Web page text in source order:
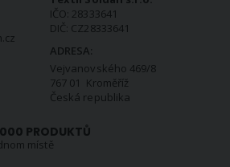
IČO: 28333641
DIČ: CZ28333641
ADRESA:
Vejvanovského 469/8
767 01 Kroměříž
Česká republika
PRODUKTŮ
místě